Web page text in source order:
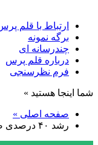
ارتباط با قلم
برگه نمونه
چندرسانه ای
درباره قلم پرس
فرم نظرسنجی
شما اینجا هستید »
صفحه اصلی »
رشد ۴۰ درصدی صادرات از گمرک نوردوز